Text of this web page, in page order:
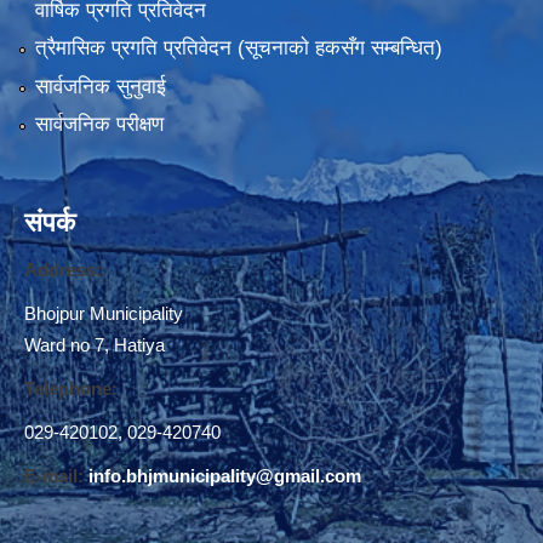
वार्षिक प्रगति प्रतिवेदन
त्रैमासिक प्रगति प्रतिवेदन (सूचनाकाे हकसँग सम्बन्धित)
सार्वजनिक सुनुवाई
सार्वजनिक परीक्षण
संपर्क
Address:
Bhojpur Municipality
Ward no 7, Hatiya
Telephone:
029-420102,029-420740
E-mail:info.bhjmunicipality@gmail.com